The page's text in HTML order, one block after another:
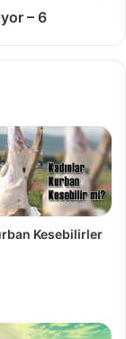
– 6
Kesebilirler